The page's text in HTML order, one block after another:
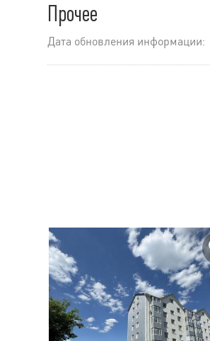
Прочее
Дата обновления информации: